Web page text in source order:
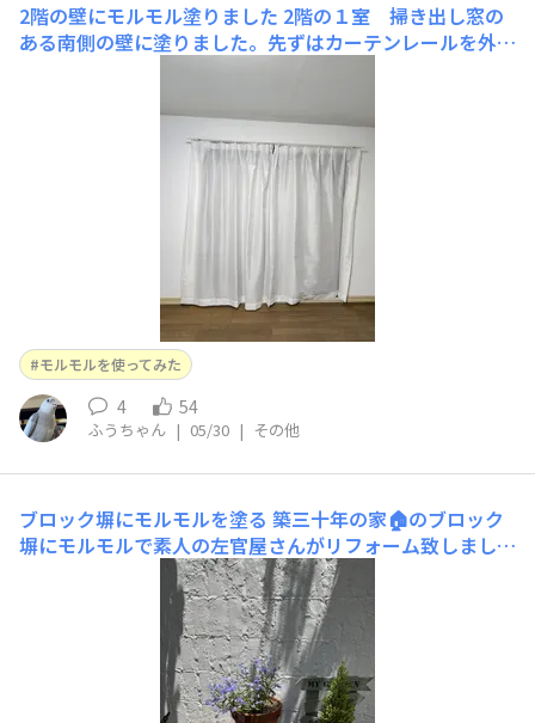
2階の壁にモルモル塗りました 2階の１室 掃き出し窓の
ある南側の壁に塗りました。先ずはカーテンレールを外
なく、程よいやわらかさ。とても塗りやすかったです。次
に少し厚めにのせた後、使ったのはこのローラー。 簡単
モルモルを使ってみた
4 54
ふうちゃん | 05/30 | その他
ブロック塀にモルモルを塗る 築三十年の家🏠のブロック
塀にモルモルで素人の左官屋さんがリフォーム致しまし
た。◾️ブロック塀の塗ったサイズ 横：２２０ 縦：１２
０ 塀の面積：2.６４平米◾️主な準備物・こて(２個)・
ちりとり(こて板の代わり)・マスキングテープ・手袋🧤リ
フォーム前◾️感想昨日のオランダ風車型プランターを完成